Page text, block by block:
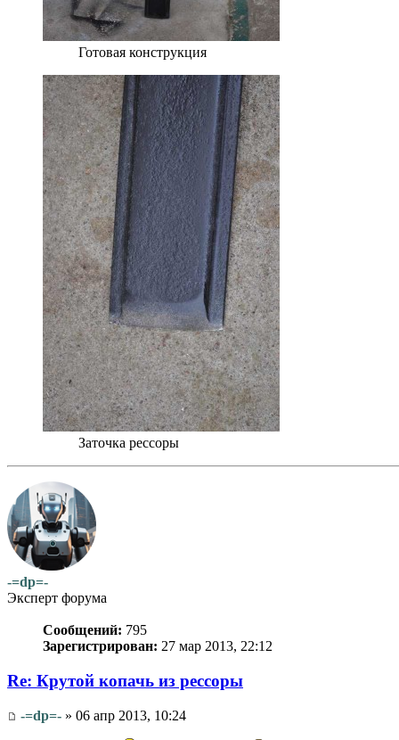
Готовая конструкция
Заточка рессоры
-=dp=-
Эксперт форума
Сообщений: 795
Зарегистрирован: 27 мар 2013, 22:12
Re: Крутой копачь из рессоры
-=dp=- » 06 апр 2013, 10:24